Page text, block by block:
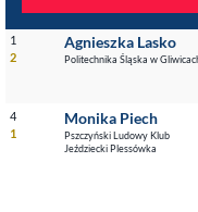
1
2
Agnieszka Lasko
Politechnika Śląska w
4
1
Monika Piech
Pszczyński Ludowy Klub
Jeździecki Plessówka